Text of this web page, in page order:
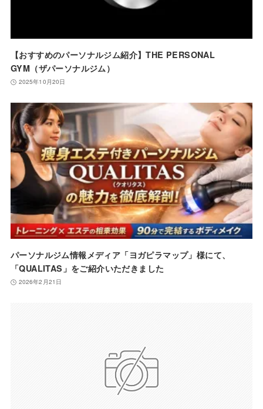
【おすすめのパーソナルジム紹介】THE PERSONAL
GYM（ザパーソナルジム）
2025年10月20日
パーソナルジム情報メディア「ヨガピラマップ」様にて、
「QUALITAS」をご紹介いただきました
2026年2月21日